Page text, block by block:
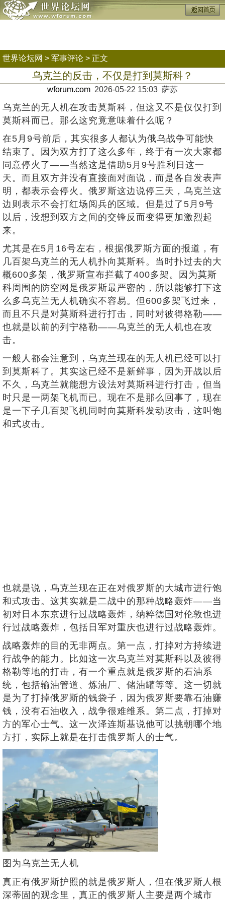
世界论坛网 > 军事评论 > 正文
乌克兰的反击，不仅是打到莫斯科？
wforum.com 2026-05-22 15:03 萨苏
乌克兰的无人机在攻击莫斯科，但这又不是仅仅打到
莫斯科而已。那么这究竟意味着什么呢？
在5月9号前后，其实很多人都认为俄乌战争可能快
结束了。因为双方打了这么多年，终于有一次大家都
同意停火了——当然这是借助5月9号胜利日这一
天。而且双方并没有直接面对面说，而是各自发表声
明，都表示会停火。俄罗斯这边说停三天，乌克兰这
边则表示不会打红场阅兵的区域。但是过了5月9号
以后，没想到双方之间的交锋反而变得更加激烈起
来。
尤其是在5月16号左右，根据俄罗斯方面的报道，有
几百架乌克兰的无人机扑向莫斯科。当时扑过去的大
概600多架，俄罗斯宣布拦截了400多架。因为莫斯
科周围的防空网是俄罗斯最严密的，所以能够打下这
么多乌克兰无人机确实不容易。但600多架飞过来，
而且不只是对莫斯科进行打击，同时对彼得格勒——
也就是以前的列宁格勒——乌克兰的无人机也在攻
击。
一般人都会注意到，乌克兰现在的无人机已经可以打
到莫斯科了。其实这已经不是新鲜事，因为开战以后
不久，乌克兰就能想方设法对莫斯科进行打击，但当
时只是一两架飞机而已。现在不是那么回事了，现在
是一下子几百架飞机同时向莫斯科发动攻击，这叫饱
和式攻击。
也就是说，乌克兰现在正在对俄罗斯的大城市进行饱
和式攻击。这其实就是二战中的那种战略轰炸——当
初对日本东京进行过战略轰炸，纳粹德国对伦敦也进
行过战略轰炸，包括日军对重庆也进行过战略轰炸。
战略轰炸的目的无非两点。第一点，打掉对方持续进
行战争的能力。比如这一次乌克兰对莫斯科以及彼得
格勒等地的打击，有一个重点就是俄罗斯的石油系
统，包括输油管道、炼油厂、储油罐等等。这一切就
是为了打掉俄罗斯的钱袋子，因为俄罗斯要靠石油赚
钱，没有石油收入，战争很难维系。第二点，打掉对
方的军心士气。这一次泽连斯基说他可以挑朝哪个地
方打，实际上就是在打击俄罗斯人的士气。
图为乌克兰无人机
真正有俄罗斯护照的就是俄罗斯人，但在俄罗斯人根
深蒂固的观念里，真正的俄罗斯人主要是两个城市